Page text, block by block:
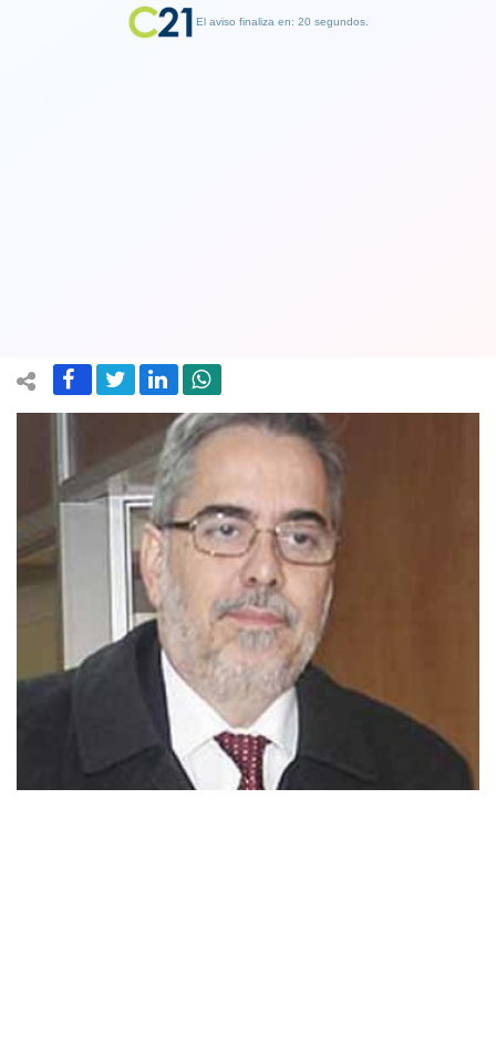
El aviso finaliza en: 19 segundos.